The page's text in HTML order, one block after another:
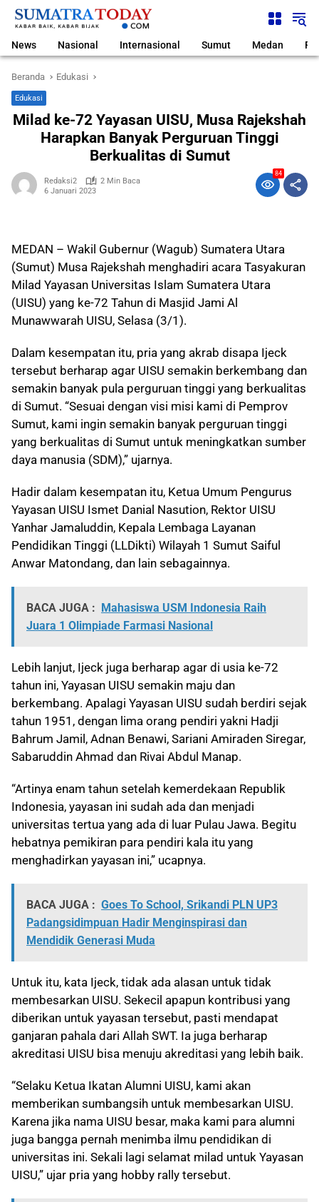
Langsung
News Nasional Internasional Sumut Medan
Beranda Edukasi
Edukasi
Milad ke-72 Yayasan UISU, Musa Rajekshah
Harapkan Banyak Perguruan Tinggi
Berkualitas di Sumut
Redaksi2
2 Min Baca
6 Januari 2023
84
MEDAN – Wakil Gubernur (Wagub) Sumatera Utara
(Sumut) Musa Rajekshah menghadiri acara Tasyakuran
Milad Yayasan Universitas Islam Sumatera Utara
(UISU) yang ke-72 Tahun di Masjid Jami Al
Munawwarah UISU, Selasa (3/1).
Dalam kesempatan itu, pria yang akrab disapa Ijeck
tersebut berharap agar UISU semakin berkembang dan
semakin banyak pula perguruan tinggi yang berkualitas
di Sumut. “Sesuai dengan visi misi kami di Pemprov
Sumut, kami ingin semakin banyak perguruan tinggi
yang berkualitas di Sumut untuk meningkatkan sumber
daya manusia (SDM),” ujarnya.
Hadir dalam kesempatan itu, Ketua Umum Pengurus
Yayasan UISU Ismet Danial Nasution, Rektor UISU
Yanhar Jamaluddin, Kepala Lembaga Layanan
Pendidikan Tinggi (LLDikti) Wilayah 1 Sumut Saiful
Anwar Matondang, dan lain sebagainnya.
BACA JUGA : Mahasiswa USM Indonesia Raih
Juara 1 Olimpiade Farmasi Nasional
Lebih lanjut, Ijeck juga berharap agar di usia ke-72
tahun ini, Yayasan UISU semakin maju dan
berkembang. Apalagi Yayasan UISU sudah berdiri sejak
tahun 1951, dengan lima orang pendiri yakni Hadji
Bahrum Jamil, Adnan Benawi, Sariani Amiraden Siregar,
Sabaruddin Ahmad dan Rivai Abdul Manap.
“Artinya enam tahun setelah kemerdekaan Republik
Indonesia, yayasan ini sudah ada dan menjadi
universitas tertua yang ada di luar Pulau Jawa. Begitu
hebatnya pemikiran para pendiri kala itu yang
menghadirkan yayasan ini,” ucapnya.
BACA JUGA : Goes To School, Srikandi PLN UP3
Padangsidimpuan Hadir Menginspirasi dan
Mendidik Generasi Muda
Untuk itu, kata Ijeck, tidak ada alasan untuk tidak
membesarkan UISU. Sekecil apapun kontribusi yang
diberikan untuk yayasan tersebut, pasti mendapat
ganjaran pahala dari Allah SWT. Ia juga berharap
akreditasi UISU bisa menuju akreditasi yang lebih baik.
“Selaku Ketua Ikatan Alumni UISU, kami akan
memberikan sumbangsih untuk membesarkan UISU.
Karena jika nama UISU besar, maka kami para alumni
juga bangga pernah menimba ilmu pendidikan di
universitas ini. Sekali lagi selamat milad untuk Yayasan
UISU,” ujar pria yang hobby rally tersebut.